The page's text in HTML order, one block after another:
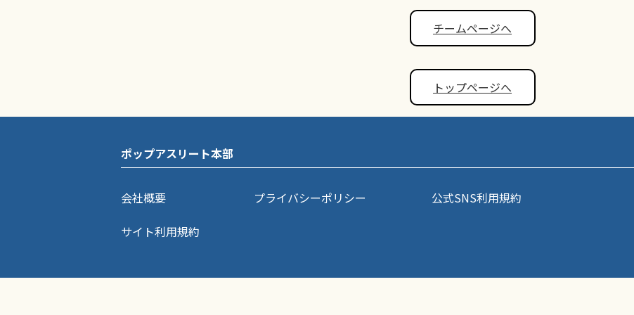
チームページへ
トップページへ
ポップアスリート本部
会社概要 プライバシーポリシー
公式SNS利用規約
サイト利用規約